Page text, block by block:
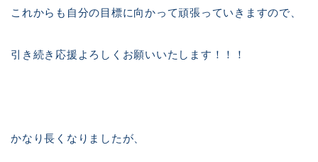
これからも自分の目標に向かって頑張っていきますので、
引き続き応援よろしくお願いいたします！！！
かなり長くなりましたが、